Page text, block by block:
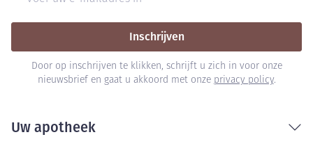
Inschrijven
Door op inschrijven te klikken, schrijft u zich in voor onze
nieuwsbrief en gaat u akkoord met onze privacy policy.
Uw apotheek